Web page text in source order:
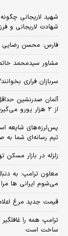
شهید لاریجانی
شهادت لاریجانی و
فارس: محسن رضایی
مشاور سیدمحمد
سربازان فراری
آلمان صدرنشین
از ۲ هزار یورو می‌گیرند
پس‌لرزه‌های شایعه
تیم رسانه‌ای شما به
زلزله در بازار مسکن تهران/ قیمت‌ها ۲
معاون ترامپ: به
می‌شوم ایرانی ها
قیمت جدید مرغ
ترامپ همه را
ساخت است